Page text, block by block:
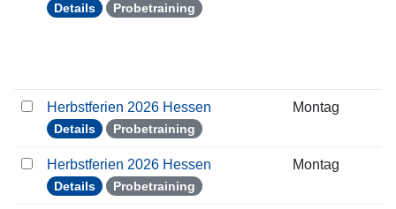
Details Probetraining
Herbstferien 2026 Hessen
Details Probetraining
Montag
Herbstferien 2026 Hessen
Details Probetraining
Montag